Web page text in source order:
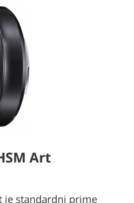
Art
je standardni prime